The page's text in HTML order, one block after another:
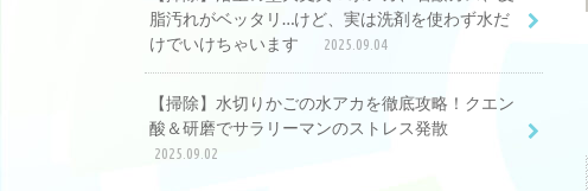
脂汚れがベッタリ…けど、実は洗剤を使わず水だ
けでいけちゃいます
2025.09.04
【掃除】水切りかごの水アカを徹底攻略！クエン
酸＆研磨でサラリーマンのストレス発散
2025.09.02